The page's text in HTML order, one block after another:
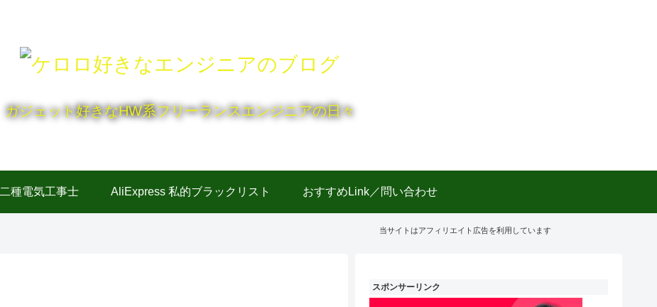
ガジェット好きなHW系フリーランスエンジニアの日々
種電気工事士 AliExpress 私的ブラックリスト おすすめLink／問い合わせ
当サイトはアフィリエイト広告を利用しています
スポンサーリンク